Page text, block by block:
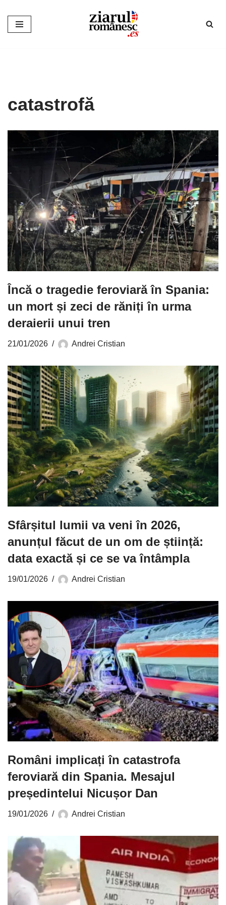
Sari
catastrofă
Încă o tragedie feroviară în Spania:
un mort și zeci de răniți în urma
deraierii unui tren
21/01/2026 Andrei Cristian
Sfârșitul lumii va veni în 2026,
anunțul făcut de un om de știință:
data exactă și ce se va întâmpla
19/01/2026 Andrei Cristian
Români implicați în catastrofa
feroviară din Spania. Mesajul
președintelui Nicușor Dan
19/01/2026 Andrei Cristian